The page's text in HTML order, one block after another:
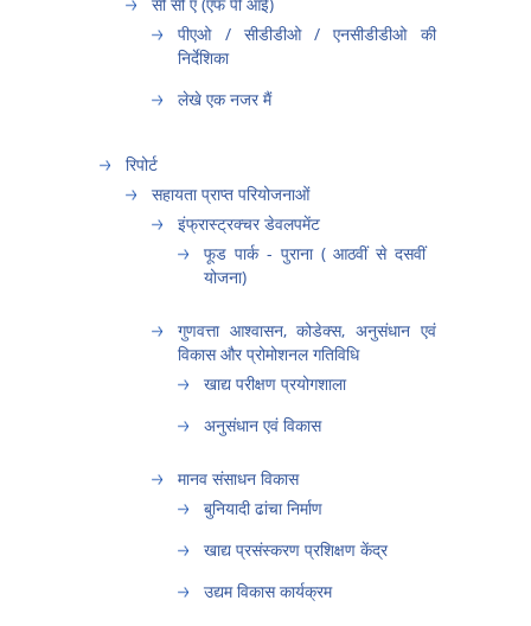
पीएओ / सीडीडीओ / एनसीडीडीओ की
निर्देशिका
लेखे एक नजर मैं
रिपोर्ट
सहायता प्राप्त परियोजनाओं
इंफ्रास्ट्रक्चर डेवलपमेंट
फूड पार्क - पुराना ( आठवीं से दसवीं
योजना)
गुणवत्ता आश्वासन, कोडेक्स, अनुसंधान एवं
विकास और प्रोमोशनल गतिविधि
खाद्य परीक्षण प्रयोगशाला
अनुसंधान एवं विकास
मानव संसाधन विकास
बुनियादी ढांचा निर्माण
खाद्य प्रसंस्करण प्रशिक्षण केंद्र
उद्यम विकास कार्यक्रम